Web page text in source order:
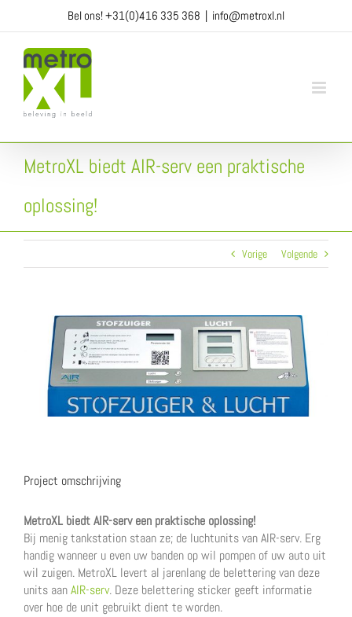
Bel ons!+31(0)416 335 368 | info@metroxl.nl
MetroXL biedt AIR-serv een praktische
oplossing!
Vorige Volgende
Project omschrijving
MetroXL biedt AIR-serv een praktische oplossing!
Bij menig tankstation staan ze; de luchtunits van AIR-serv. Erg
handig wanneer u even uw banden op wil pompen of uw auto uit
wil zuigen. MetroXL levert al jarenlang de belettering van deze
units aanAIR-serv. Deze belettering sticker geeft informatie
over hoe de unit gebruikt dient te worden.